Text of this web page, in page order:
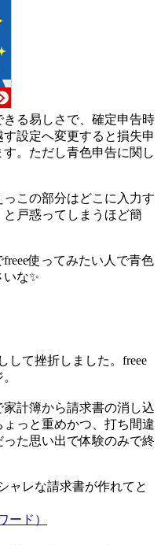
る易しさで、確定申告時
設定へ変更すると損失申
。ただし青色申告に関し
この部分はどこに入力す
戸惑ってしまうほど簡
使ってみたい人で青色
な✨
して挫折しました。freee
計簿から請求書の消し込
っと重めかつ、打ち間違
た思い出で体験のみで終
ャレな請求書が作れてと
ード）